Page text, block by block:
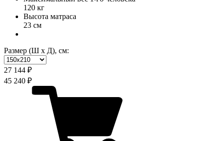
120 кг
Высота матраса
23 см
Размер (Ш х Д), см:
27 144 ₽
45 240 ₽